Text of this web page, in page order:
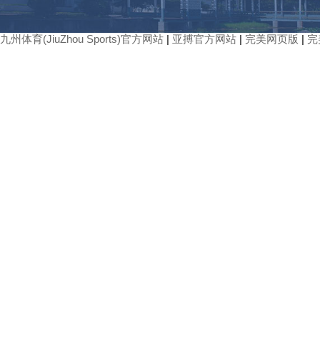
九州体育(JiuZhou Sports)官方网站 | 亚搏官方网站 | 完美网页版 |